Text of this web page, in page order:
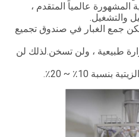
المشهورة عالمياً المتقدم ،
والتشغيل.
ويمكن جمع الغبار في صندوق تجميع
طبيعية ، ولن تسخن.لذلك لن